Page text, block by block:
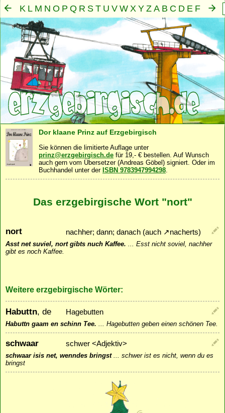
K L M N O P Q R S T U V W X Y Z A B C D E F
G H I J
Mensch·Seele·Geist · Gemeinschaft·
Dor klaane Prinz auf Erzgebirgisch
Sie können die limitierte Auflage unter
prinz@erzgebirgisch.de für 19,- € bestellen. Auf Wunsch
auch gern vom Übersetzer (Andreas Göbel) signiert. Oder im
Buchhandel unter der ISBN 9783947994298.
Das erzgebirgische Wort "nort"
nort nachher; dann; danach (auch ↗nacherts)
Asst net suviel, nort gibts nuch Kaffee. ... Esst nicht soviel, nachher
gibt es noch Kaffee.
Weitere erzgebirgische Wörter:
Habuttn, de Hagebutten
Habuttn gaam en schinn Tee. ... Hagebutten geben einen schönen Tee.
schwaar schwer <Adjektiv>
schwaar isis net, wenndes bringst... schwer ist es nicht, wenn du es
bringst